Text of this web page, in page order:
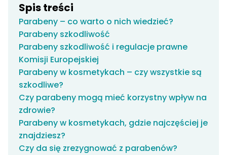
Spis treści
Parabeny – co warto o nich wiedzieć?
Parabeny szkodliwość
Parabeny szkodliwość i regulacje prawne
Komisji Europejskiej
Parabeny w kosmetykach – czy wszystkie są
szkodliwe?
Czy parabeny mogą mieć korzystny wpływ na
zdrowie?
Parabeny w kosmetykach, gdzie najczęściej je
znajdziesz?
Czy da się zrezygnować z parabenów?